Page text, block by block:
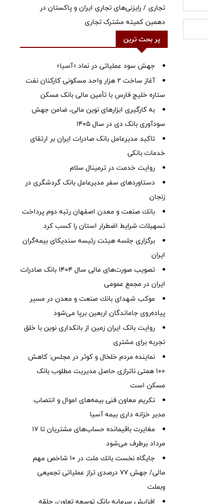
تجاری / رایزنی‌های تجاری ایران و پاکستان در
دهمین کمیته مشترک تجاری
پر بحث ترین
جهش سود عملیاتی در نماد «آسیا»
آغاز ساخت ۲ هزار واحد مسکونی کارکنان نفت
ستاره خلیج فارس با تأمین مالی بانک مسکن
به کارگیری ابزارهای نوین مالی، ضامن جهش
سودآوری بانک دی در سال 1405
تاکید مدیرعامل بانک صادرات ایران بر ارتقای
خدمات بانکی
روایت خدمت در ترمینال سلام
دستاوردهای سفر مدیرعامل بانک گردشگری در
زنجان
بانك صنعت و معدن اصفهان رتبه دوم پرداخت
تسهیلات شرایط اضطرار استان را كسب كرد
برگزاری جلسه هیئت رئیسه سندیکای بیمه‌گران
ایران
تصویب صورت‌های مالی سال ۱۴۰۴ بانک صادرات
ایران در مجمع عمومی
موكب شهدای بانك صنعت و معدن در مسیر
پیاده‌روی جاماندگان اربعین برپا می‌شود
روایت بانک ایران زمین از بانکداری نوین با خلق
تجربه برای مشتری
نماینده مردم خلخال و کوثر در مجلس: کاهش
۱۰۰ همتی ناترازی حاصل مدیریت مطلوب بانک
مسکن است
تکریم معاون فنی بیمه‌های اموال و انتصاب
مدیر خزانه داری بیمه آسیا
مغایرت‌ باقیمانده حساب‌های مشتریان تا ۱۷
مرداد برطرف می‌شود
جایگاه نخست بانك ملت در 10 شاخص مهم
مالی/ جهش 77 درصدی تراز عملیاتی تجمیعی
وبملت
افزایش سرمایه بانک توسعه تعاون، حلقه